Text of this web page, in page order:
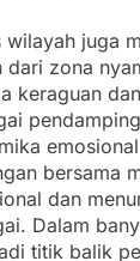
wilayah juga
dari zona
keraguan
bersama
dan
Dalam
titik balik